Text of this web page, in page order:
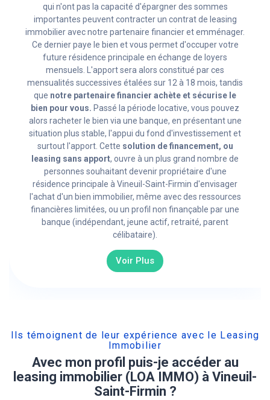
qui n'ont pas la capacité d'épargner des sommes
importantes peuvent contracter un contrat de leasing
immobilier avec notre partenaire financier et emménager.
Ce dernier paye le bien et vous permet d'occuper votre
future résidence principale en échange de loyers
mensuels. L'apport sera alors constitué par ces
mensualités successives étalées sur 12 à 18 mois, tandis
que notre partenaire financier achète et sécurise le
bien pour vous. Passé la période locative, vous pouvez
alors racheter le bien via une banque, en présentant une
situation plus stable, l'appui du fond d'investissement et
surtout l'apport. Cette solution de financement, ou
leasing sans apport, ouvre à un plus grand nombre de
personnes souhaitant devenir propriétaire d'une
résidence principale à Vineuil-Saint-Firmin d'envisager
l'achat d'un bien immobilier, même avec des ressources
financières limitées, ou un profil non finançable par une
banque (indépendant, jeune actif, retraité, parent
célibataire).
Voir Plus
Ils témoignent de leur expérience avec le Leasing
Immobilier
Avec mon profil puis-je accéder au
leasing immobilier (LOA IMMO) à Vineuil-
Saint-Firmin ?